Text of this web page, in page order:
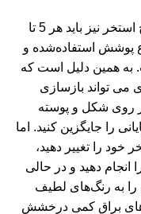
نه تنها سبک‌ها تغییر می‌کنند، بلکه سطوح استخر نیز باید هر 5 تا
پوشش استفاده‌شده و
به همین دلیل است که
می تواند بازسازی
روی شکل و پوسته
را جایگزین کنید. اما
خود را تغییر دهید،
انجام دهید و در حالی
به رنگ‌های لطیف
براق کمی درخشش